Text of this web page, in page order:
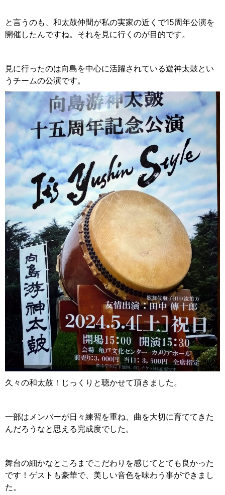
と言うのも、和太鼓仲間が私の実家の近くで15周年公演を
開催したんですね。それを見に行くのが目的です。
見に行ったのは向島を中心に活躍されている遊神太鼓とい
うチームの公演です。
久々の和太鼓！じっくりと聴かせて頂きました。
一部はメンバーが日々練習を重ね、曲を大切に育ててきた
んだろうなと思える完成度でした。
舞台の細かなところまでこだわりを感じてとても良かった
です！ゲストも豪華で、美しい音色を味わう事ができまし
た。